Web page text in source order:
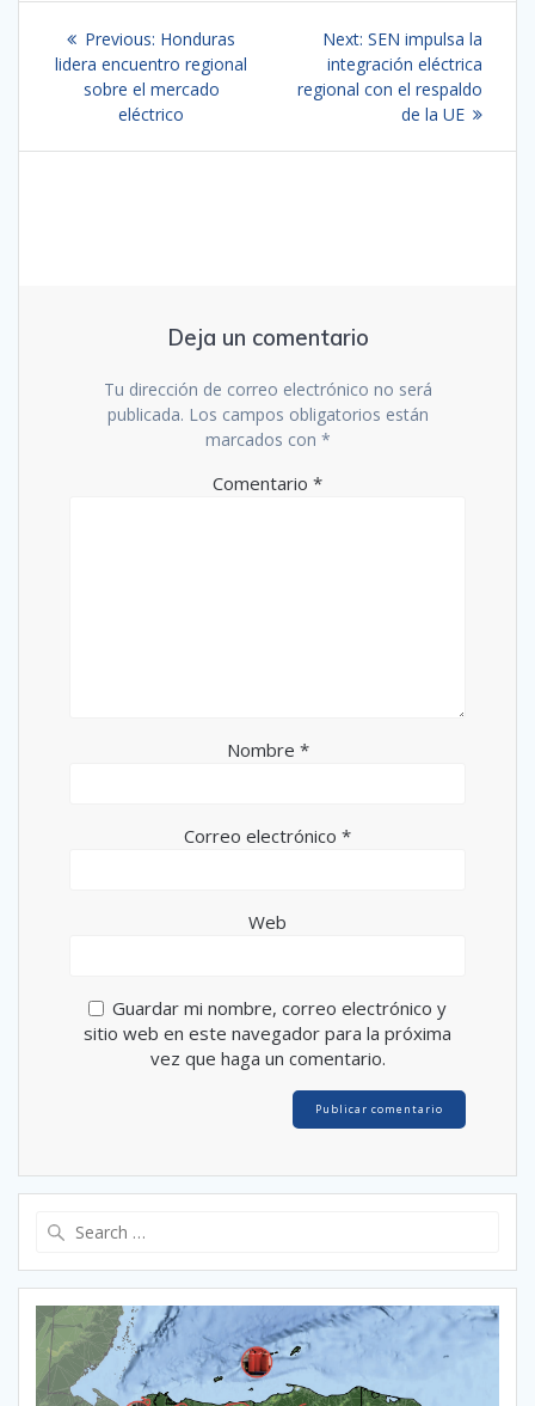
Navegación
de
entradas
Previous: Previous
post:
Honduras
lidera encuentro regional
sobre el mercado
eléctrico
Next: Next
post:
SEN impulsa la
integración eléctrica
regional con el respaldo
de la UE
Deja un comentario
Tu dirección de correo electrónico no será
publicada. Los campos obligatorios están
marcados con *
Comentario *
Nombre *
Correo electrónico *
Web
Guardar mi nombre, correo electrónico y
sitio web en este navegador para la próxima
vez que haga un comentario.